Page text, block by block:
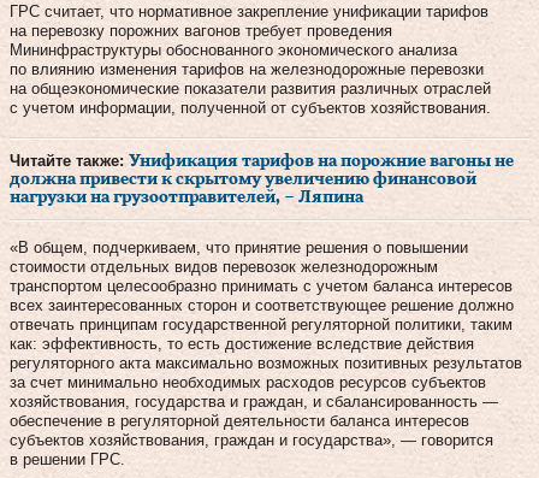
ГРС считает, что нормативное закрепление унификации тарифов
на перевозку порожних вагонов требует проведения
Мининфраструктуры обоснованного экономического анализа
по влиянию изменения тарифов на железнодорожные перевозки
на общеэкономические показатели развития различных отраслей
с учетом информации, полученной от субъектов хозяйствования.
Читайте также: Унификация тарифов на порожние вагоны не
должна привести к скрытому увеличению финансовой
нагрузки на грузоотправителей, – Ляпина
«В общем, подчеркиваем, что принятие решения о повышении
стоимости отдельных видов перевозок железнодорожным
транспортом целесообразно принимать с учетом баланса интересов
всех заинтересованных сторон и соответствующее решение должно
отвечать принципам государственной регуляторной политики, таким
как: эффективность, то есть достижение вследствие действия
регуляторного акта максимально возможных позитивных результатов
за счет минимально необходимых расходов ресурсов субъектов
хозяйствования, государства и граждан, и сбалансированность —
обеспечение в регуляторной деятельности баланса интересов
субъектов хозяйствования, граждан и государства», — говорится
в решении ГРС.